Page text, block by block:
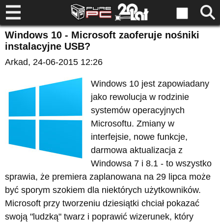
Windows 10 - Microsoft zaoferuje nośniki
instalacyjne USB?
Arkad, 24-06-2015 12:26
Windows 10 jest zapowiadany
jako rewolucja w rodzinie
systemów operacyjnych
Microsoftu. Zmiany w
interfejsie, nowe funkcje,
darmowa aktualizacja z
Windowsa 7 i 8.1 - to wszystko
sprawia, że premiera zaplanowana na 29 lipca może
być sporym szokiem dla niektórych użytkowników.
Microsoft przy tworzeniu dziesiątki chciał pokazać
swoją "ludzką" twarz i poprawić wizerunek, który